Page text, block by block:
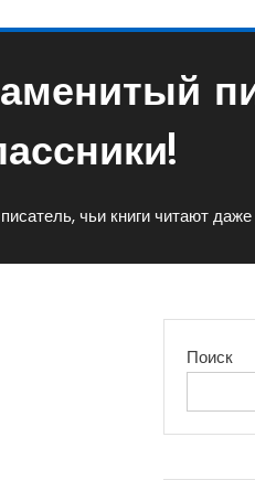
чьи книги читают
Поиск